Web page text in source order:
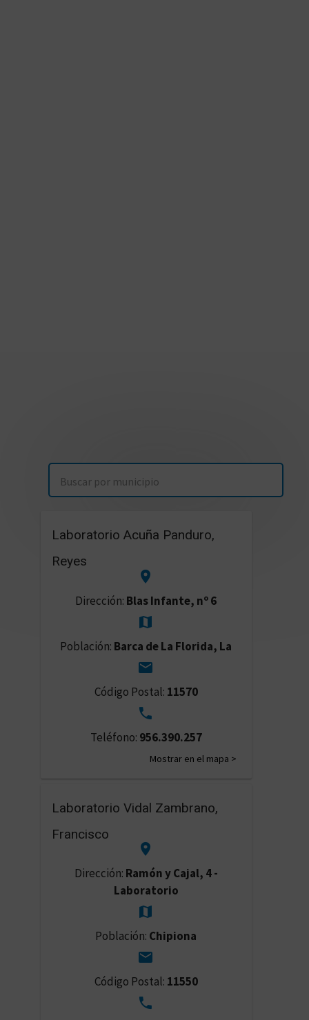
Laboratorio Acuña Panduro,
Reyes


Dirección: Blas Infante, nº 6


Población: Barca de La Florida, La


Código Postal: 11570


Teléfono: 956.390.257
Mostrar en el mapa >
Laboratorio Vidal Zambrano,
Francisco


Dirección: Ramón y Cajal, 4 -
Laboratorio


Población: Chipiona


Código Postal: 11550

